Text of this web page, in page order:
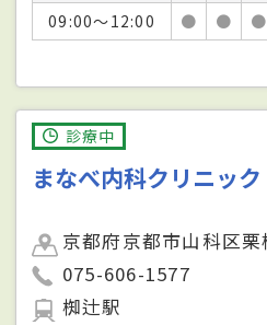
09:00～12:00
● ● ●
診療中
まなべ内科クリニック
京都府京都市山科区
075-606-1577
椥辻駅